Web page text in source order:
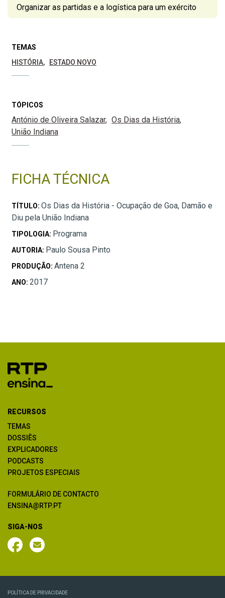
Organizar as partidas e a logística para um exército
TEMAS
HISTÓRIA
ESTADO NOVO
TÓPICOS
António de Oliveira Salazar
Os Dias da História
União Indiana
FICHA TÉCNICA
TÍTULO: Os Dias da História - Ocupação de Goa, Damão e
Diu pela União Indiana
TIPOLOGIA: Programa
AUTORIA: Paulo Sousa Pinto
PRODUÇÃO: Antena 2
ANO: 2017
RECURSOS
TEMAS
DOSSIÊS
EXPLICADORES
PODCASTS
PROJETOS ESPECIAIS
FORMULÁRIO DE CONTACTO
ENSINA@RTP.PT
SIGA-NOS
POLÍTICA DE PRIVACIDADE